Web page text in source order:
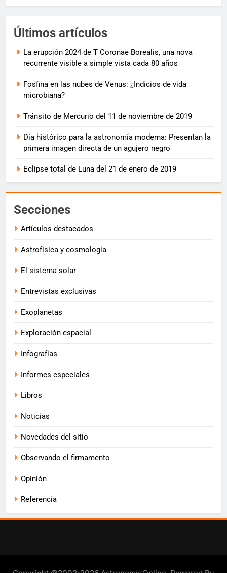
Últimos artículos
La erupción 2024 de T Coronae Borealis, una nova
recurrente visible a simple vista cada 80 años
Fosfina en las nubes de Venus: ¿Indicios de vida
microbiana?
Tránsito de Mercurio del 11 de noviembre de 2019
Día histórico para la astronomía moderna: Presentan la
primera imagen directa de un agujero negro
Eclipse total de Luna del 21 de enero de 2019
Secciones
Artículos destacados
Astrofísica y cosmología
El sistema solar
Entrevistas exclusivas
Exoplanetas
Exploración espacial
Infografías
Informes especiales
Libros
Noticias
Novedades del sitio
Observando el firmamento
Opinión
Referencia